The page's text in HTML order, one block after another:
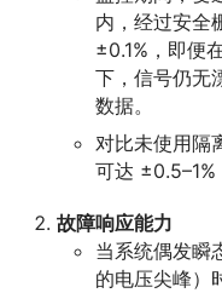
内，经过安全
±0.1%，即便
下，信号仍无
数据。
对比未使用隔
可达 ±0.5–1%
故障响应能力
当系统偶发瞬
的电压尖峰）